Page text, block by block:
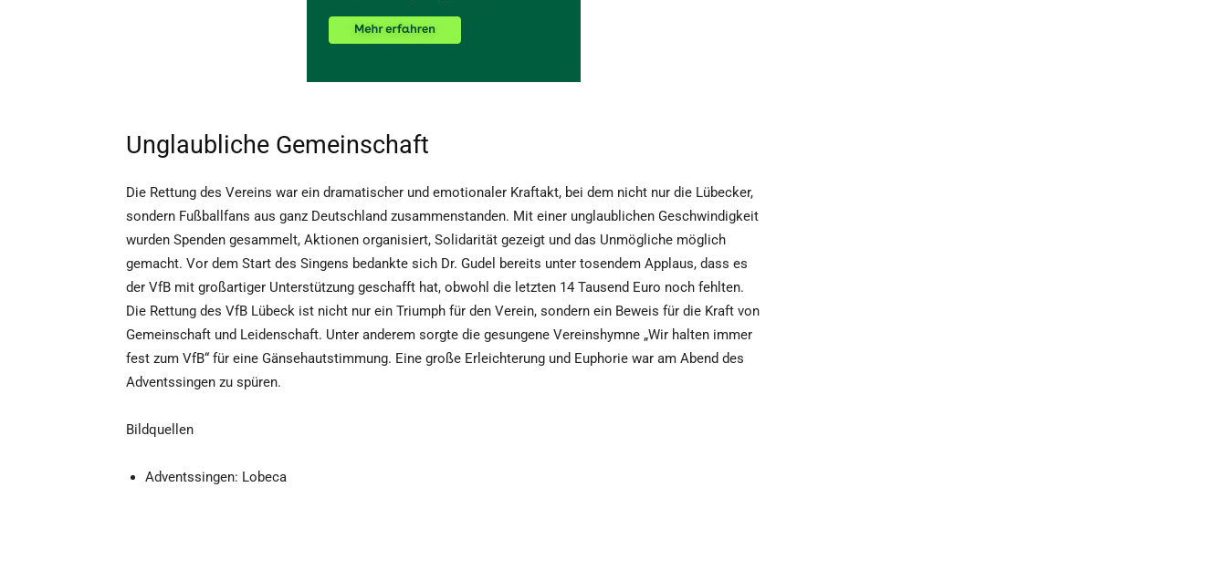
Unglaubliche Gemeinschaft
Die Rettung des Vereins war ein dramatischer und emotionaler Kraftakt, bei dem nicht nur die Lübecker,
sondern Fußballfans aus ganz Deutschland zusammenstanden. Mit einer unglaublichen Geschwindigkeit
wurden Spenden gesammelt, Aktionen organisiert, Solidarität gezeigt und das Unmögliche möglich
gemacht. Vor dem Start des Singens bedankte sich Dr. Gudel bereits unter tosendem Applaus, dass es
der VfB mit großartiger Unterstützung geschafft hat, obwohl die letzten 14 Tausend Euro noch fehlten.
Die Rettung des VfB Lübeck ist nicht nur ein Triumph für den Verein, sondern ein Beweis für die Kraft von
Gemeinschaft und Leidenschaft. Unter anderem sorgte die gesungene Vereinshymne „Wir halten immer
fest zum VfB“ für eine Gänsehautstimmung. Eine große Erleichterung und Euphorie war am Abend des
Adventssingen zu spüren.
Bildquellen
Adventssingen: Lobeca